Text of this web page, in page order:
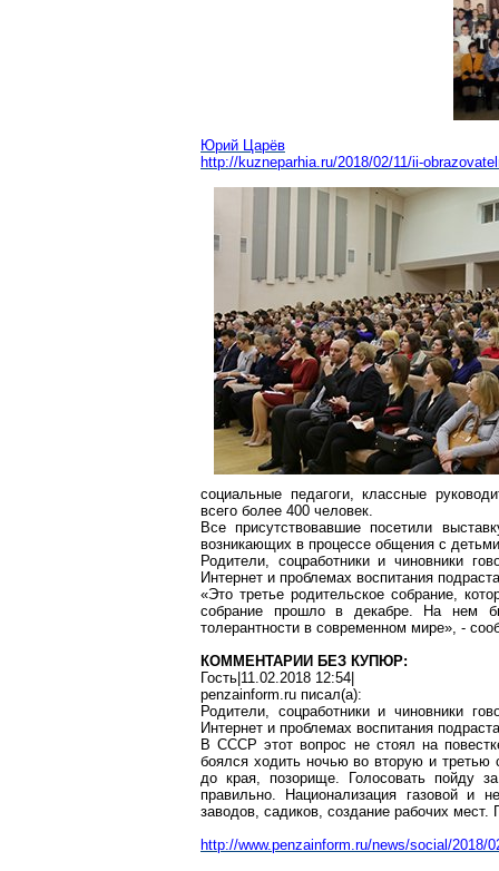
Юрий Царёв
http://kuzneparhia.ru/2018/02/11/ii-
социальные педагоги, классные
всего более 400 человек.
Все присутствовавшие посетили
возникающих в процессе общения с
Родители, соцработники и чиновники
Интернет и проблемах воспитания
«Это третье родительское собрание,
собрание прошло в декабре. Нанем
толерантности в современном мире», -
КОММЕНТАРИИ БЕЗ КУПЮР:
Гость|11.02.2018 12:54|
penzainform.ru писал(a):
Родители, соцработники и чиновники
Интернет и проблемах воспитания
В СССР этот вопрос не стоял на
боялся ходить ночью во вторую и
до края, позорище. Голосовать пойду
правильно. Национализация газовой и
заводов, садиков, создание рабочих мест.
http://www.penzainform.ru/news/social/2018/